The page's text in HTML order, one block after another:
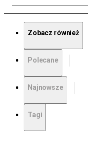
Zobacz również
Polecane
Najnowsze
Tagi